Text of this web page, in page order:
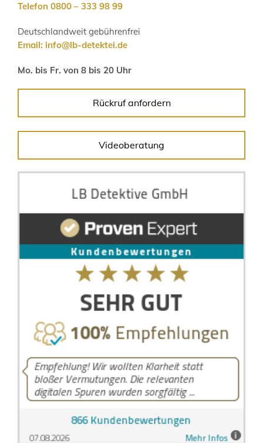
Telefon 0800 – 333 98 99
Deutschlandweit gebührenfrei
Email: info@lb-detektei.de
Mo. bis Fr. von 8 bis 20 Uhr
Rückruf anfordern
Videoberatung